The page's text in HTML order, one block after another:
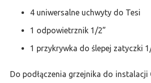
4 uniwersalne uchwyty do Tesi
1 odpowietrznik 1/2”
1 przykrywka do ślepej zatyczki
Do podłączenia grzejnika do instalacji